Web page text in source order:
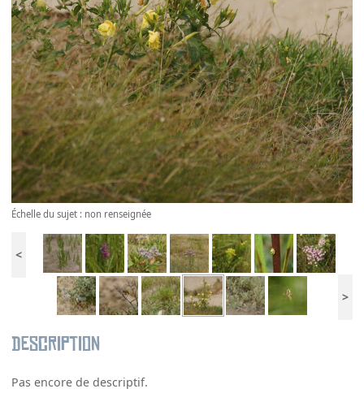
Échelle du sujet : non renseignée
<
>
Description
Pas encore de descriptif.